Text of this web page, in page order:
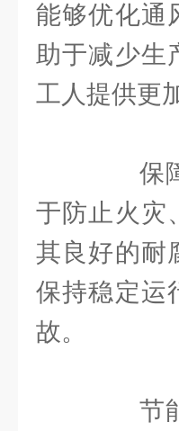
能够优化通
助于减少生
工人提供更
保障
于防止火灾
其良好的耐
保持稳定运
故。
节能